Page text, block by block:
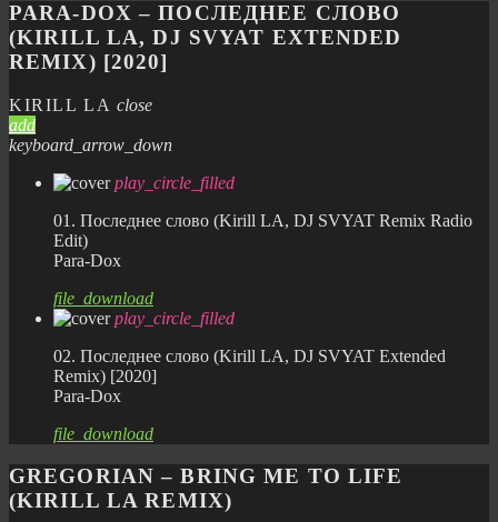
PARA-DOX – ПОСЛЕДНЕЕ СЛОВО
(KIRILL LA, DJ SVYAT EXTENDED
REMIX) [2020]
KIRILL LA close
add
keyboard_arrow_down
play_circle_filled
01. Последнее слово (Kirill LA, DJ SVYAT Remix Radio
Edit)
Para-Dox
file_download
play_circle_filled
02. Последнее слово (Kirill LA, DJ SVYAT Extended
Remix) [2020]
Para-Dox
file_download
GREGORIAN – BRING ME TO LIFE
(KIRILL LA REMIX)